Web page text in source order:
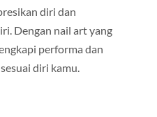
diri dan
Dengan nail art yang
performa dan
diri kamu.